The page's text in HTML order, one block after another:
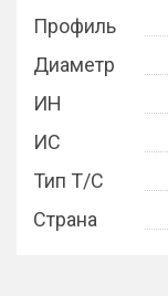
Профиль
Диаметр
ИН
ИС
Тип Т/С
Страна